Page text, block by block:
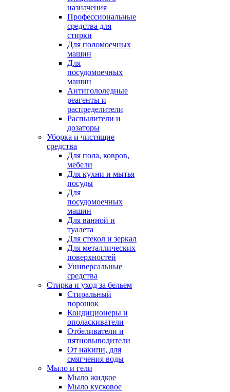
назначения
Профессиональные
средства для
стирки
Для поломоечных
машин
Для
посудомоечных
машин
Антигололедные
реагенты и
распределители
Распылители и
дозаторы
Уборка и чистящие
средства
Для пола, ковров,
мебели
Для кухни и мытья
посуды
Для
посудомоечных
машин
Для ванной и
туалета
Для стекол и зеркал
Для металлических
поверхностей
Универсальные
средства
Стирка и уход за бельем
Стиральный
порошок
Кондиционеры и
ополаскиватели
Отбеливатели и
пятновыводители
От накипи, для
смягчения воды
Мыло и гели
Мыло жидкое
Мыло кусковое